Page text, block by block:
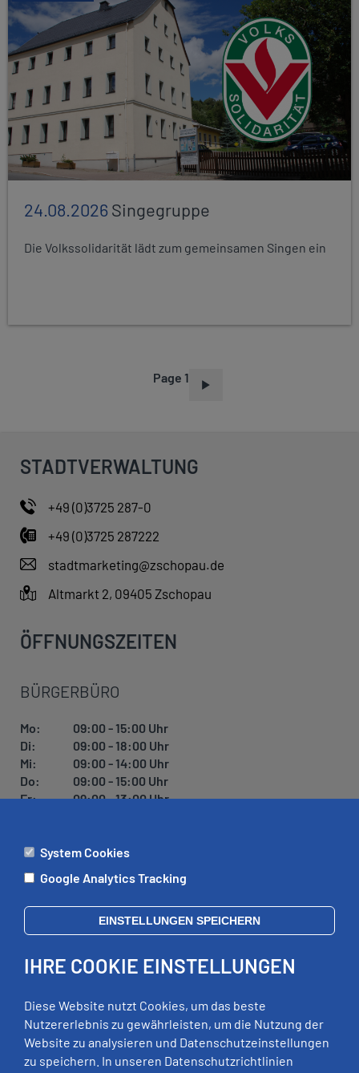
24.08.2026Singegruppe
Die Volkssolidarität lädt zum gemeinsamen Singen ein
Page 1
STADTVERWALTUNG
+49 (0)3725 287-0
+49 (0)3725 287222
stadtmarketing@zschopau.de
Altmarkt 2, 09405 Zschopau
ÖFFNUNGSZEITEN
BÜRGERBÜRO
Mo:
09:00 - 15:00 Uhr
Di:
09:00 - 18:00 Uhr
Mi:
09:00 - 14:00 Uhr
Do:
09:00 - 15:00 Uhr
Fr:
09:00 - 13:00 Uhr
ÄMTER
Di:
09:00 - 12:00 Uhr, 13:00 - 18:00 Uhr
Mi:
geschlossen
Fr:
09:00 - 12:00 Uhr
RECHTLICHES
System Cookies
Google Analytics Tracking
EINSTELLUNGEN SPEICHERN
IHRE COOKIE EINSTELLUNGEN
Diese Website nutzt Cookies, um das beste
Nutzererlebnis zu gewährleisten, um die Nutzung der
Website zu analysieren und Datenschutzeinstellungen
zu speichern. In unseren Datenschutzrichtlinien